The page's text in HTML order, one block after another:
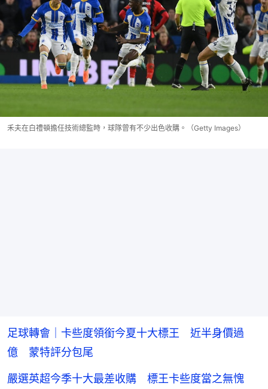
禾夫在白禮頓擔任技術總監時，球隊曾有不少出色收購。（Getty Images）
足球轉會｜卡些度領銜今夏十大標王 近半身價過
億 蒙特評分包尾
嚴選英超今季十大最差收購 標王卡些度當之無愧